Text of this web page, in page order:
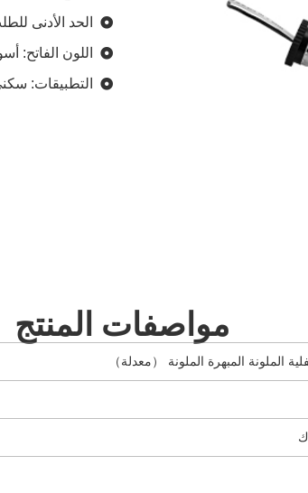
الحد الأدنى
اللون الفاتح:
التطبيقات:
مواصفات المنتج